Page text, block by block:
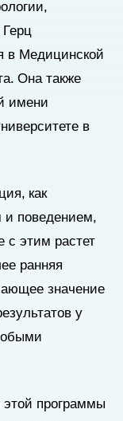
в Медицинской
Она также
имени
в
как
и поведением,
с этим растет
ранняя
значение
у
этой программы